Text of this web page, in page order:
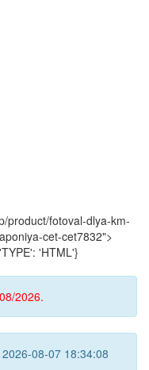
product/fotoval-dlya-km-
cet-cet7832">
'HTML'}
2026.
08-07 18:34:08